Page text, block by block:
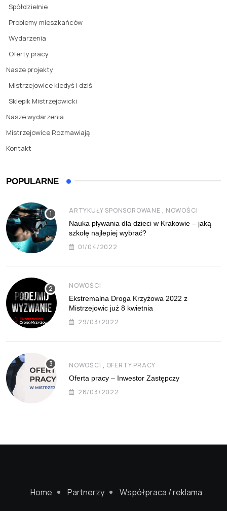
Spółdzielnie
Problemy mieszkańców
Wydarzenia
Oferty pracy
Nasze projekty
Mistrzejowice kiedyś i dziś
Sklepik Mistrzejowicki
Nasze wydarzenia
Mistrzejowice Rozmawiają
Kontakt
POPULARNE
ARTYKUŁY SPONSOROWANE , NOWOŚCI
Nauka pływania dla dzieci w Krakowie – jaką
szkołę najlepiej wybrać?
01/04/2022
NOWOŚCI
Ekstremalna Droga Krzyżowa 2022 z
Mistrzejowic już 8 kwietnia
29/03/2022
NOWOŚCI , OFERTY PRACY
Oferta pracy – Inwestor Zastępczy
28/03/2022
Home Partnerzy Współpraca / reklama